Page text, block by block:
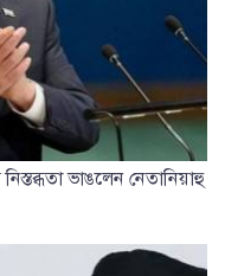
ভাঙলেন নেতানিয়াহু